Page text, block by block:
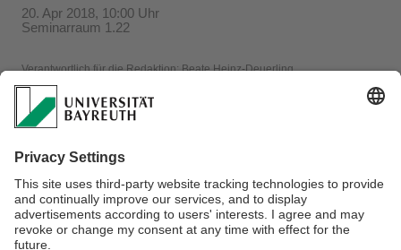
20. Apr 2018, 10:00 Uhr
Seminarraum 1.22
Verantwortlich für die Redaktion:Beate Heinz-Deuerling
Datenschutzerklärung Impressum Hausordnung Sitemap
Kontakt
Barrierefreiheitserklärung